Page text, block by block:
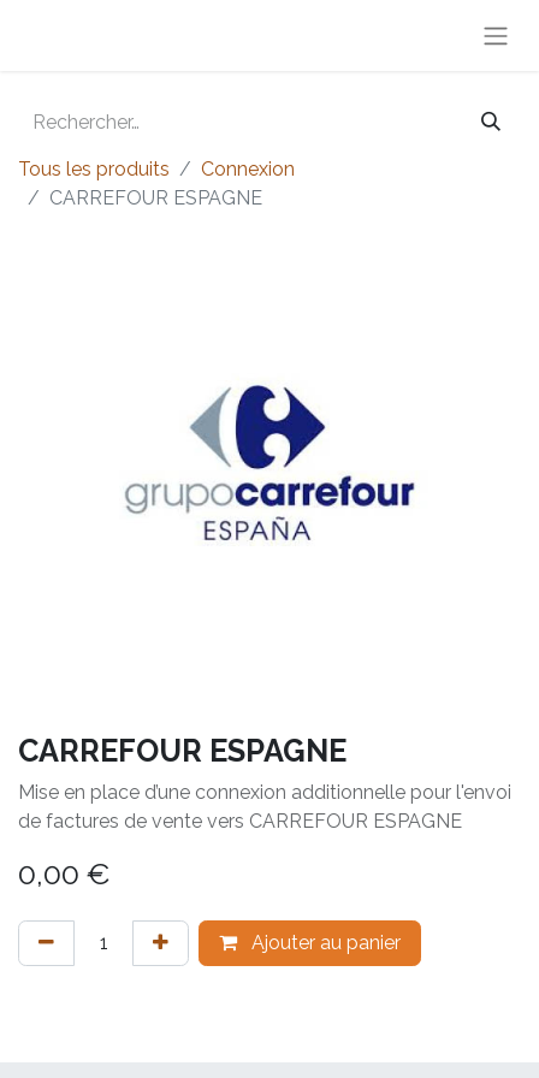
Tous les produits
Connexion
CARREFOUR ESPAGNE
CARREFOUR ESPAGNE
Mise en place d’une connexion additionnelle pour l'envoi
de factures de vente vers CARREFOUR ESPAGNE
0,00 €
Ajouter au panier